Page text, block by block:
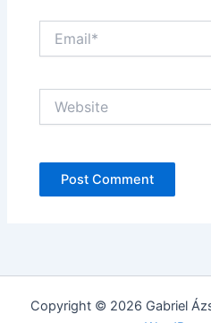
Copyright © 2026 Gabriel